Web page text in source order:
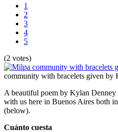
1
2
3
4
5
(2 votes)
community with bracelets given by
A beautiful poem by Kylan
with us here in Buenos Aires both
(below).
Cuánto cuesta